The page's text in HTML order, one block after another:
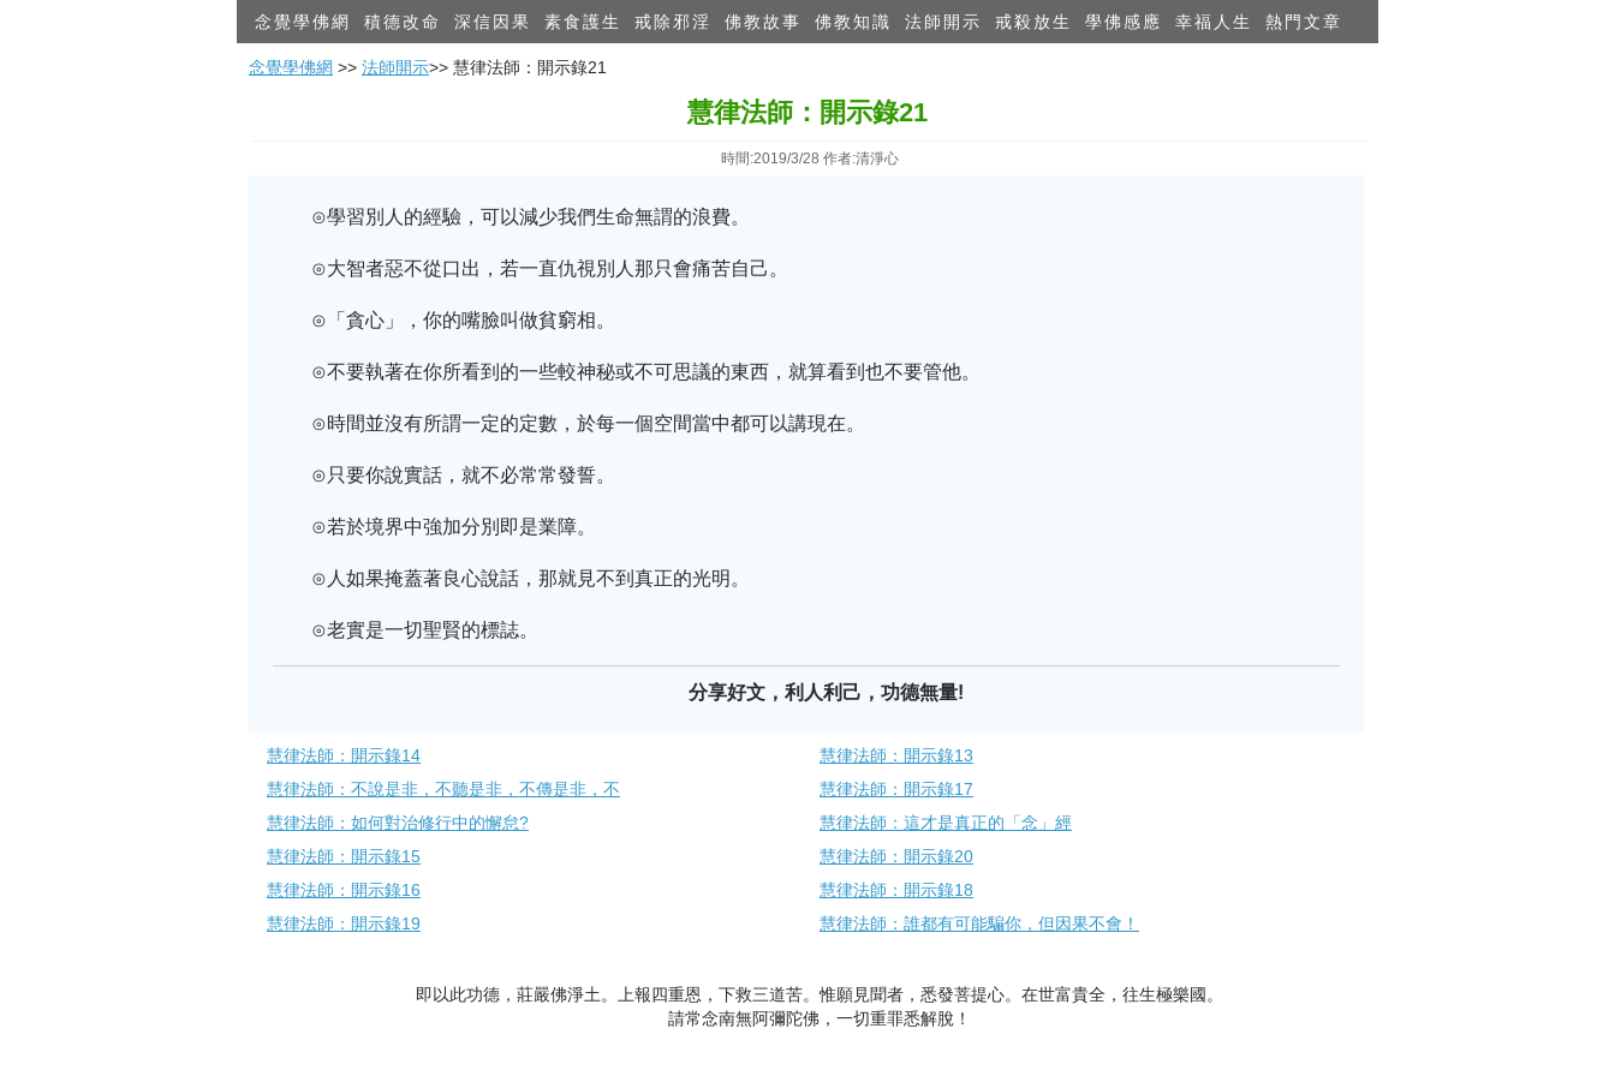
念覺學佛網 積德改命 深信因果 素食護生 戒除邪淫 佛教故事 佛教知識 法師開示 戒殺放生 學佛感應 幸福人生 熱門文章
念覺學佛網 >> 法師開示>> 慧律法師：開示錄21
慧律法師：開示錄21
時間:2019/3/28 作者:清淨心
⊙學習別人的經驗，可以減少我們生命無謂的浪費。
⊙大智者惡不從口出，若一直仇視別人那只會痛苦自己。
⊙「貪心」，你的嘴臉叫做貧窮相。
⊙不要執著在你所看到的一些較神秘或不可思議的東西，就算看到也不要管他。
⊙時間並沒有所謂一定的定數，於每一個空間當中都可以講現在。
⊙只要你說實話，就不必常常發誓。
⊙若於境界中強加分別即是業障。
⊙人如果掩蓋著良心說話，那就見不到真正的光明。
⊙老實是一切聖賢的標誌。
分享好文，利人利己，功德無量!
慧律法師：開示錄14
慧律法師：開示錄13
慧律法師​：不說是非，不聽是非，不傳是非，不
慧律法師：開示錄17
慧律法師：如何對治修行中的懈怠?
慧律法師：這才是真正的「念」經
慧律法師：開示錄15
慧律法師：開示錄20
慧律法師：開示錄16
慧律法師：開示錄18
慧律法師：開示錄19
慧律法師：誰都有可能騙你，但因果不會​！
即以此功德，莊嚴佛淨土。上報四重恩，下救三道苦。惟願見聞者，悉發菩提心。在世富貴全，往生極樂國。
請常念南無阿彌陀佛，一切重罪悉解脫！